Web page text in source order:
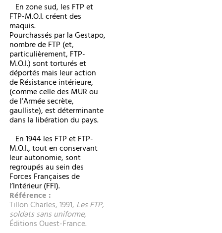
En zone sud, les FTP et
FTP-M.O.I. créent des
maquis.
Pourchassés par la Gestapo,
nombre de FTP (et,
particulièrement, FTP-
M.O.I.) sont torturés et
déportés mais leur action
de Résistance intérieure,
(comme celle des MUR ou
de l’Armée secrète,
gaulliste), est déterminante
dans la libération du pays.
En 1944 les FTP et FTP-
M.O.I., tout en conservant
leur autonomie, sont
regroupés au sein des
Forces Françaises de
l’Intérieur (FFI).
Référence :
Tillon Charles, 1991, Les FTP,
soldats sans uniforme,
Éditions Ouest-France.